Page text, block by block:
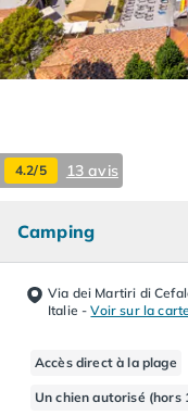
Camping Soulac
Camping
Camping Les
Camping Hossegor
Camping Messanges
Camping Sanguinet
Camping Seignosse
Camping Vieux
Camping Pyrénées
Camping Biarritz
Camping Bidart
4.2/5 13 avis
Camping
Via dei Martiri di
Italie -Voir sur la carte
Accès direct à la plage
Un chien autorisé (hors